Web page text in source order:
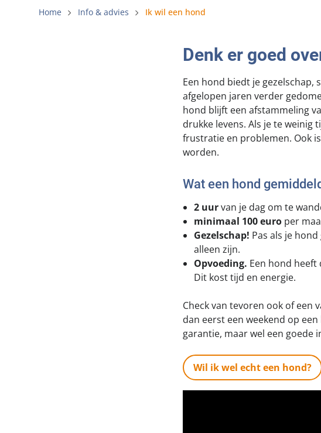
Verbod op fokken met
Bescherming tegen
Home Info & advies Ik wil een hond
Denk er goed
Een hond biedt je gezelschap,
afgelopen jaren verder
hond blijft een afstammeling
drukke levens. Als je te weinig
frustratie en problemen. Ook
worden.
Wat een hond
2 uurvan je dag om te
minimaal 100 euro per
Gezelschap! Pas als je
alleen zijn.
Opvoeding. Een hond
Dit kost tijd en energie.
Check van tevoren ook of een
dan eerst een weekend op
garantie, maar wel een goede
Wil ik wel echt een hond?